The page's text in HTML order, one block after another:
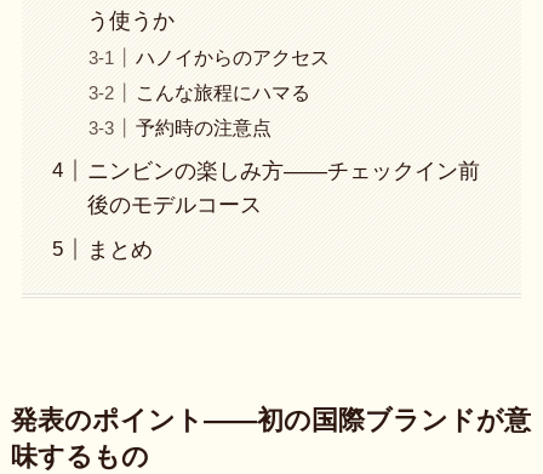
う使うか
ハノイからのアクセス
こんな旅程にハマる
予約時の注意点
ニンビンの楽しみ方——チェックイン前
後のモデルコース
まとめ
発表のポイント——初の国際ブランドが意
味するもの